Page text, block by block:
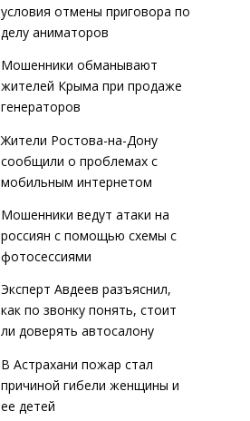
условия отмены приговора по
делу аниматоров
Мошенники обманывают
жителей Крыма при продаже
генераторов
Жители Ростова-на-Дону
сообщили о проблемах с
мобильным интернетом
Мошенники ведут атаки на
россиян с помощью схемы с
фотосессиями
Эксперт Авдеев разъяснил,
как по звонку понять, стоит
ли доверять автосалону
В Астрахани пожар стал
причиной гибели женщины и
ее детей